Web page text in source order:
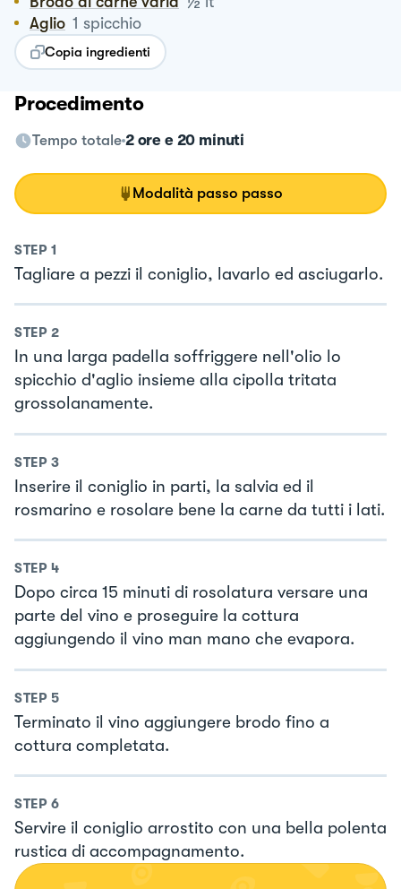
Aglio 1 spicchio
Copia ingredienti
Procedimento
Tempo totale 2 ore e 20 minuti
Modalità passo passo
STEP 1
Tagliare a pezzi il coniglio, lavarlo ed asciugarlo.
STEP 2
In una larga padella soffriggere nell'olio lo
spicchio d'aglio insieme alla cipolla tritata
grossolanamente.
STEP 3
Inserire il coniglio in parti, la salvia ed il
rosmarino e rosolare bene la carne da tutti i lati.
STEP 4
Dopo circa 15 minuti di rosolatura versare una
parte del vino e proseguire la cottura
aggiungendo il vino man mano che evapora.
STEP 5
Terminato il vino aggiungere brodo fino a
cottura completata.
STEP 6
Servire il coniglio arrostito con una bella polenta
rustica di accompagnamento.